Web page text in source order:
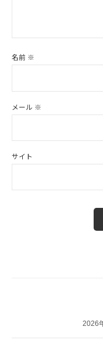
名前 ※
メール ※
サイト
2026